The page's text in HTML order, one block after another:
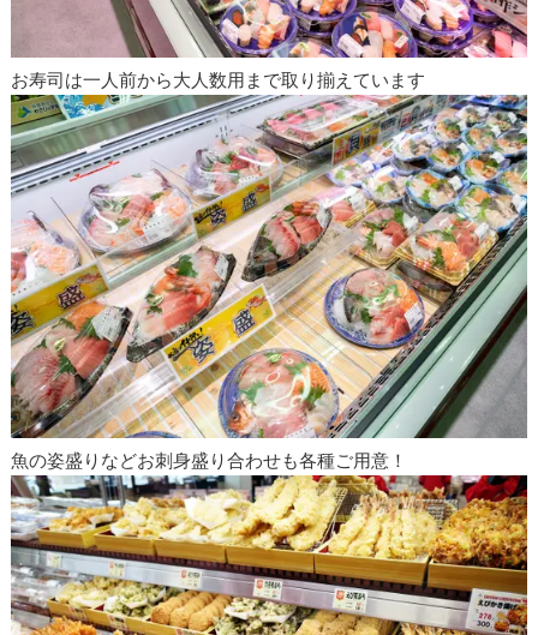
お寿司は一人前から大人数用まで取り揃えています
魚の姿盛りなどお刺身盛り合わせも各種ご用意！